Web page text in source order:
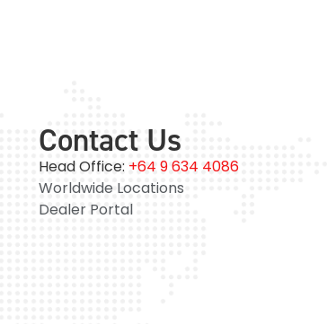
Contact Us
Head Office: +64 9 634 4086
Worldwide Locations
Dealer Portal